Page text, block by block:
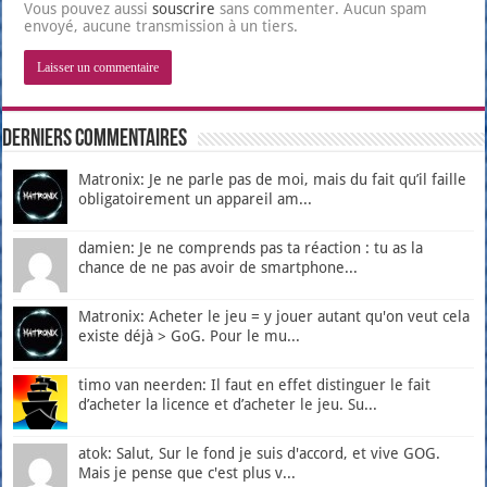
Vous pouvez aussisouscrire sans commenter. Aucun spam
envoyé, aucune transmission à un tiers.
Derniers Commentaires
Matronix: Je ne parle pas de moi, mais du fait qu’il faille
obligatoirement un appareil am...
damien: Je ne comprends pas ta réaction : tu as la
chance de ne pas avoir de smartphone...
Matronix: Acheter le jeu = y jouer autant qu'on veut cela
existe déjà > GoG. Pour le mu...
timo van neerden: Il faut en effet distinguer le fait
d’acheter la licence et d’acheter le jeu. Su...
atok: Salut, Sur le fond je suis d'accord, et vive GOG.
Mais je pense que c'est plus v...